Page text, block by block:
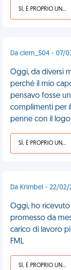
SÌ, È PROPRIO UNA VDM!
Da clem_504 - 07/
Oggi, da diversi
perché il mio
pensavo fosse
complimenti per
penne con il logo
SÌ, È PROPRIO UNA VDM!
Da Krimbel - 22/02/
Oggi, ho
promesso da
carico di lavoro
FML
SÌ, È PROPRIO UNA VDM!